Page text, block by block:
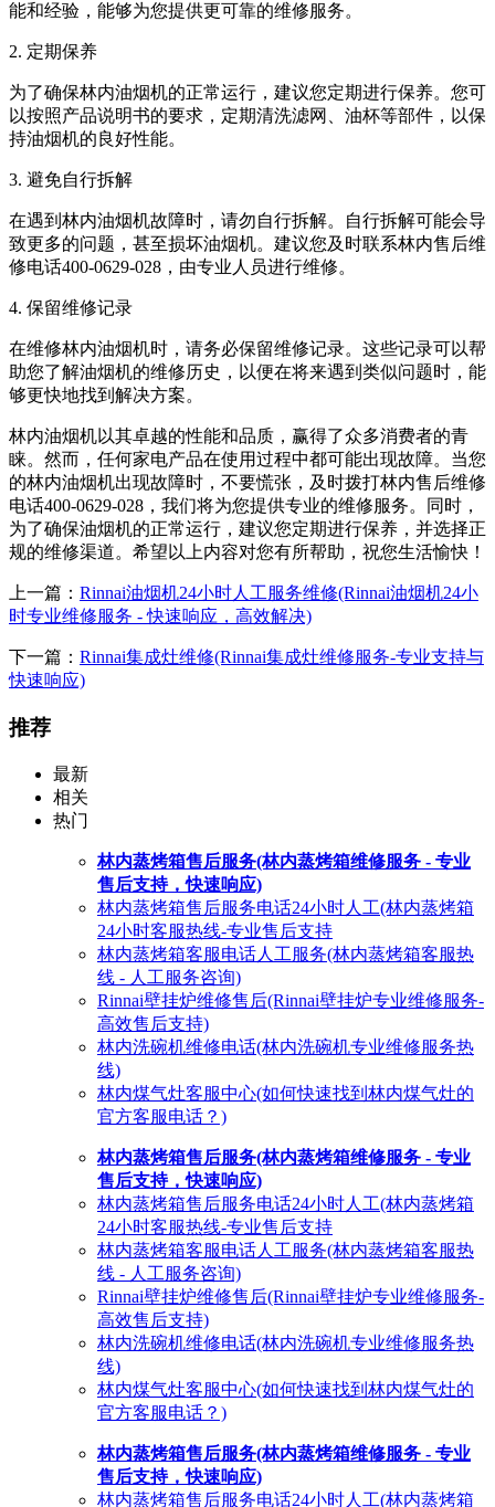
能和经验，能够为您提供更可靠的维修服务。
2. 定期保养
为了确保林内油烟机的正常运行，建议您定期进行保养。您可
以按照产品说明书的要求，定期清洗滤网、油杯等部件，以保
持油烟机的良好性能。
3. 避免自行拆解
在遇到林内油烟机故障时，请勿自行拆解。自行拆解可能会导
致更多的问题，甚至损坏油烟机。建议您及时联系林内售后维
修电话400-0629-028，由专业人员进行维修。
4. 保留维修记录
在维修林内油烟机时，请务必保留维修记录。这些记录可以帮
助您了解油烟机的维修历史，以便在将来遇到类似问题时，能
够更快地找到解决方案。
林内油烟机以其卓越的性能和品质，赢得了众多消费者的青
睐。然而，任何家电产品在使用过程中都可能出现故障。当您
的林内油烟机出现故障时，不要慌张，及时拨打林内售后维修
电话400-0629-028，我们将为您提供专业的维修服务。同时，
为了确保油烟机的正常运行，建议您定期进行保养，并选择正
规的维修渠道。希望以上内容对您有所帮助，祝您生活愉快！
上一篇： Rinnai油烟机24小时人工服务维修(Rinnai油烟机24小
时专业维修服务 - 快速响应，高效解决)
下一篇： Rinnai集成灶维修(Rinnai集成灶维修服务-专业支持与
快速响应)
推荐
最新
相关
热门
林内蒸烤箱售后服务(林内蒸烤箱维修服务 - 专业
售后支持，快速响应)
林内蒸烤箱售后服务电话24小时人工(林内蒸烤箱
24小时客服热线-专业售后支持
林内蒸烤箱客服电话人工服务(林内蒸烤箱客服热
线 - 人工服务咨询)
Rinnai壁挂炉维修售后(Rinnai壁挂炉专业维修服务-
高效售后支持)
林内洗碗机维修电话(林内洗碗机专业维修服务热
线)
林内煤气灶客服中心(如何快速找到林内煤气灶的
官方客服电话？)
林内蒸烤箱售后服务(林内蒸烤箱维修服务 - 专业
售后支持，快速响应)
林内蒸烤箱售后服务电话24小时人工(林内蒸烤箱
24小时客服热线-专业售后支持
林内蒸烤箱客服电话人工服务(林内蒸烤箱客服热
线 - 人工服务咨询)
Rinnai壁挂炉维修售后(Rinnai壁挂炉专业维修服务-
高效售后支持)
林内洗碗机维修电话(林内洗碗机专业维修服务热
线)
林内煤气灶客服中心(如何快速找到林内煤气灶的
官方客服电话？)
林内蒸烤箱售后服务(林内蒸烤箱维修服务 - 专业
售后支持，快速响应)
林内蒸烤箱售后服务电话24小时人工(林内蒸烤箱